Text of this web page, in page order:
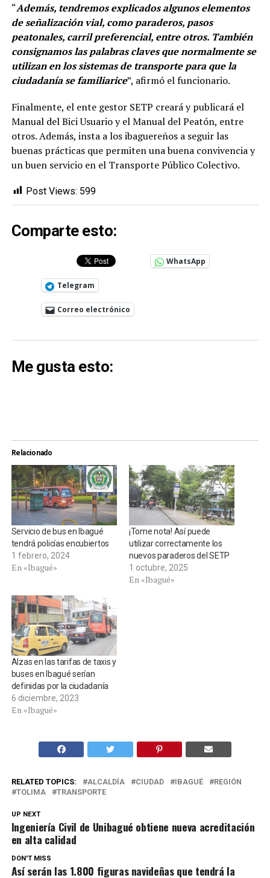
“Además, tendremos explicados algunos elementos
de señalización vial, como paraderos, pasos
peatonales, carril preferencial, entre otros. También
consignamos las palabras claves que normalmente se
utilizan en los sistemas de transporte para que la
ciudadanía se familiarice”, afirmó el funcionario.
Finalmente, el ente gestor SETP creará y publicará el
Manual del Bici Usuario y el Manual del Peatón, entre
otros. Además, insta a los ibaguereños a seguir las
buenas prácticas que permiten una buena convivencia y
un buen servicio en el Transporte Público Colectivo.
Post Views: 599
Comparte esto:
WhatsApp
Telegram
Correo electrónico
Me gusta esto:
Relacionado
Servicio de bus en Ibagué
tendrá policías encubiertos
1 febrero, 2024
En «Ibagué»
¡Tome nota! Así puede
utilizar correctamente los
nuevos paraderos del SETP
1 octubre, 2025
En «Ibagué»
Alzas en las tarifas de taxis y
buses en Ibagué serían
definidas por la ciudadanía
6 diciembre, 2023
En «Ibagué»
RELATED TOPICS: ALCALDÍA CIUDAD IBAGUÉ
REGIÓN
TOLIMA
TRANSPORTE
UP NEXT
Ingeniería Civil de Unibagué obtiene nueva acreditación
en alta calidad
DON'T MISS
Así serán las 1.800 figuras navideñas que tendrá la